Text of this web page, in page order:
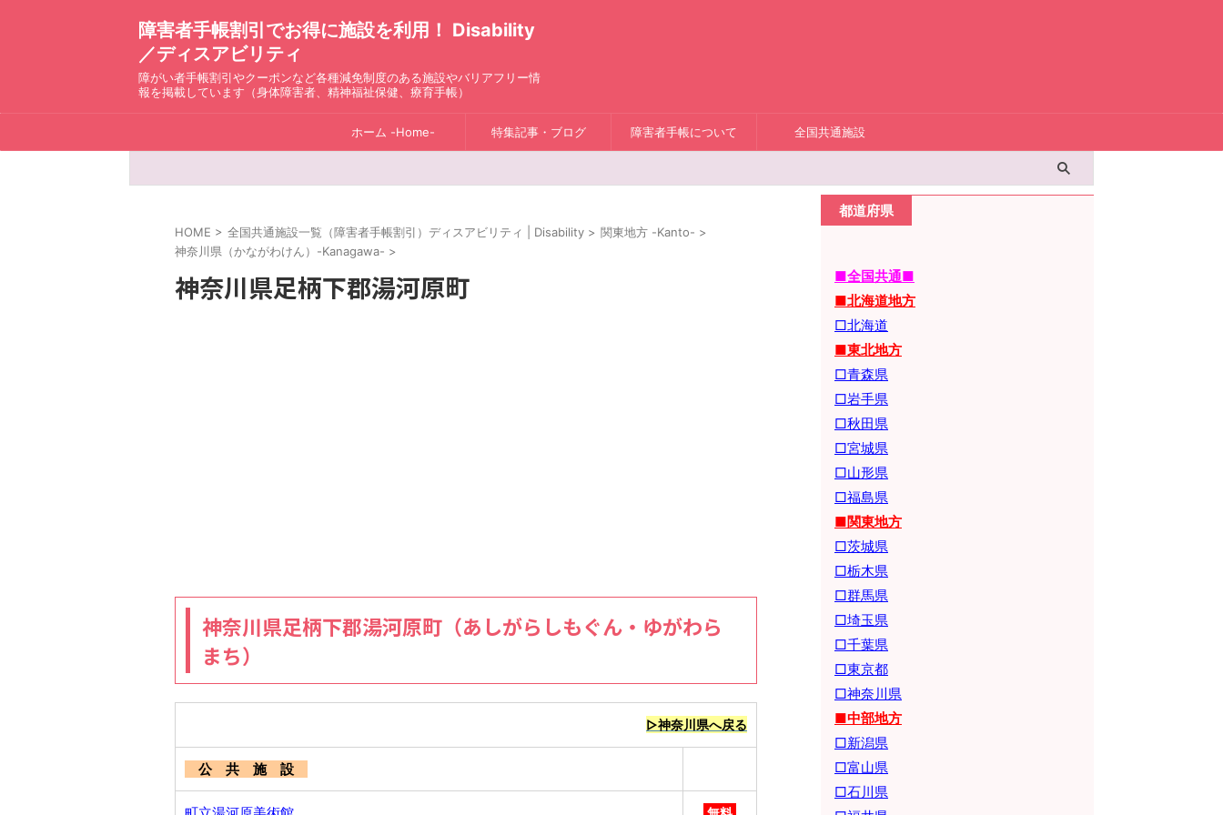
障害者手帳割引でお得に施設を利用！ Disability
／ディスアビリティ
障がい者手帳割引やクーポンなど各種減免制度のある施設やバリアフリー情
報を掲載しています（身体障害者、精神福祉保健、療育手帳）
ホーム -Home- 特集記事・ブログ 障害者手帳について 全国共通施設
HOME > 全国共通施設一覧（障害者手帳割引）ディスアビリティ | Disability > 関東地方 -Kanto- >
神奈川県（かながわけん）-Kanagawa- >
神奈川県足柄下郡湯河原町
神奈川県足柄下郡湯河原町（あしがらしもぐん・ゆがわら
まち）
▷神奈川県へ戻る
公 共 施 設
都道府県
■全国共通■
■北海道地方
□北海道
■東北地方
□青森県
□岩手県
□秋田県
□宮城県
□山形県
□福島県
■関東地方
□茨城県
□栃木県
□群馬県
□埼玉県
□千葉県
□東京都
□神奈川県
■中部地方
□新潟県
□富山県
□石川県